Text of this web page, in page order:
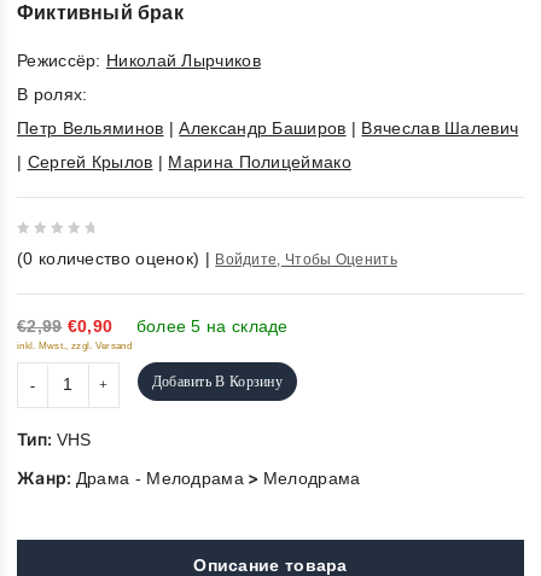
Фиктивный брак
Режиссёр: Николай Лырчиков
В ролях:
Петр Вельяминов |Александр Баширов | Вячеслав Шалевич
| Сергей Крылов | Марина Полицеймако
out
of
5
(0 количество оценок) | Войдите, Чтобы Оценить
€2,99 €0,90 более 5 на складе
inkl. Mwst., zzgl. Versand
Добавить В Корзину
Тип: VHS
Жанр: Драма - Мелодрама > Мелодрама
Описание товара